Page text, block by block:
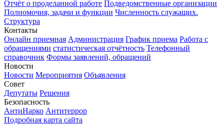
Отчёт о проделанной работе Подведомственные организации
Полномочия, задачи и функции Численность служащих.
Структура
Контакты
Онлайн приемная Администрация График приема Работа с
обращениями статистическая отчётность Телефонный
справочник Формы заявлений, обращений
Новости
Новости Мероприятия Объявления
Совет
Депутаты Решения
Безопасность
АнтиНарко Антитеррор
Подробная карта сайта